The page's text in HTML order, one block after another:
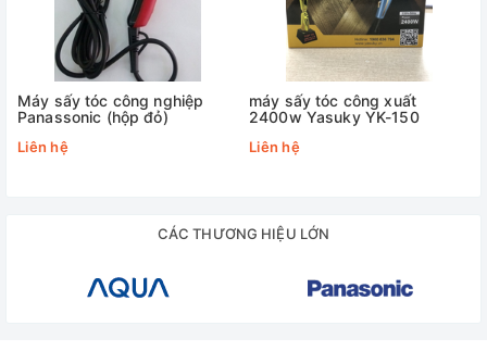
Máy sấy tóc công nghiệp
Panassonic (hộp đỏ)
Liên hệ
máy sấy tóc công xuất
2400w Yasuky YK-150
Liên hệ
CÁC THƯƠNG HIỆU LỚN